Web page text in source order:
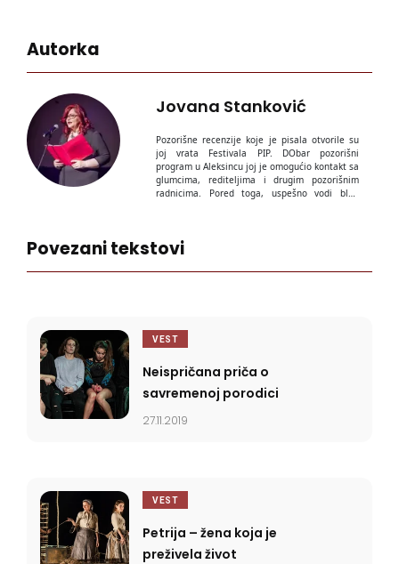
Autorka
Jovana Stanković
Pozorišne recenzije koje je pisala otvorile su
joj vrata Festivala PIP. DObar pozorišni
program u Aleksincu joj je omogućio kontakt sa
glumcima, rediteljima i drugim pozorišnim
radnicima. Pored toga, uspešno vodi blog
Povezani tekstovi
VEST
Neispričana priča o
savremenoj porodici
27.11.2019
VEST
Petrija – žena koja je
preživela život